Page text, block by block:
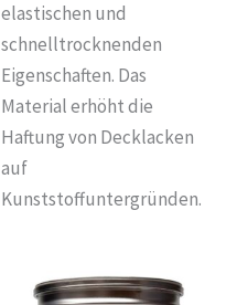
elastischen und
schnelltrocknenden
Eigenschaften. Das
Material erhöht die
Haftung von Decklacken
auf
Kunststoffuntergründen.